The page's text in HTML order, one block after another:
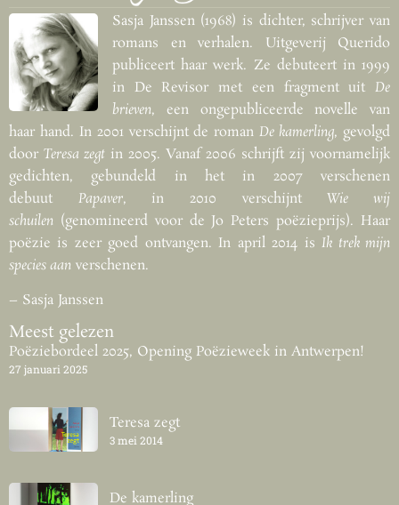
Sasja Janssen (1968) is dichter, schrijver van
romans en verhalen. Uitgeverij Querido
publiceert haar werk. Ze debuteert in 1999
in De Revisor met een fragment uit De
brieven, een ongepubliceerde novelle van
haar hand. In 2001 verschijnt de romanDe kamerling, gevolgd
door Teresa zegt in 2005. Vanaf 2006 schrijft zij voornamelijk
gedichten, gebundeld in het in 2007 verschenen
debuut Papaver, in 2010 verschijntWie wij
schuilen (genomineerd voor de Jo Peters poëzieprijs). Haar
poëzie is zeer goed ontvangen. In april 2014 isIk trek mijn
species aan verschenen.
– Sasja Janssen
Meest gelezen
Poëziebordeel 2025, Opening Poëzieweek in Antwerpen!
27 januari 2025
Teresa zegt
3 mei 2014
De kamerling